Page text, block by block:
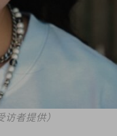
者提供）